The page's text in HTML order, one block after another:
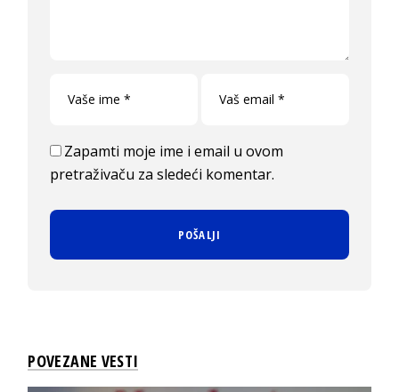
Zapamti moje ime i email u ovom
pretraživaču za sledeći komentar.
POVEZANE VESTI